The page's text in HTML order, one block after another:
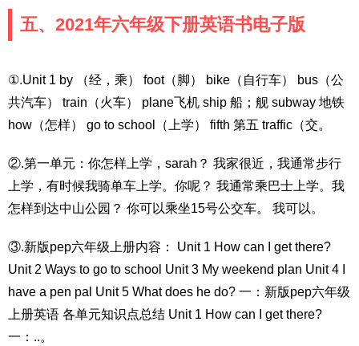
五、2021年六年级下册英语书电子版
①.Unit 1 by （经，乘） foot（脚） bike（自行车） bus（公
共汽车） train（火车） plane飞机 ship 船；舰 subway 地铁
how（怎样） go to school（上学） fifth 第五 traffic（交。
②.第一单元：你怎样上学，sarah？ 我家很近，我通常步行
上学，有时候我骑单车上学。你呢？ 我通常乘巴士上学。我
怎样到达中山公园？ 你可以乘坐15号公交车。 我可以。
③.新版pep六年级上册内容： Unit 1 How can I get there?
Unit 2 Ways to go to school Unit 3 My weekend plan Unit 4 I
have a pen pal Unit 5 What does he do? 一：新版pep六年级
上册英语 各单元知识点总结 Unit 1 How can I get there?
一：..。